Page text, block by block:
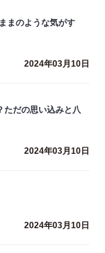
まのような気がす
2024年03月10日
ただの思い込みと八
2024年03月10日
2024年03月10日